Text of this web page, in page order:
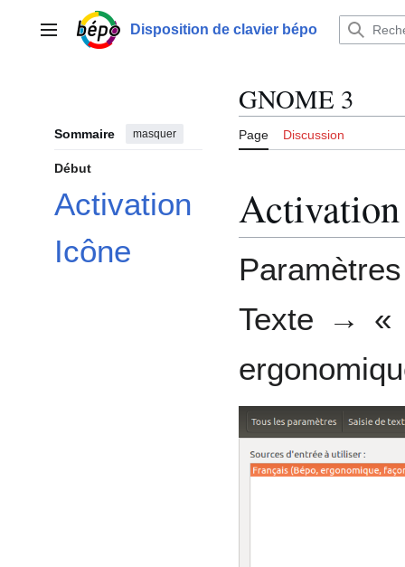
contenuMenu principalDisposition de clavier bépo
Sommaire masquer
Début
Activation
Icône
GNOME 3
Page Discussion
Activation
Texte → «